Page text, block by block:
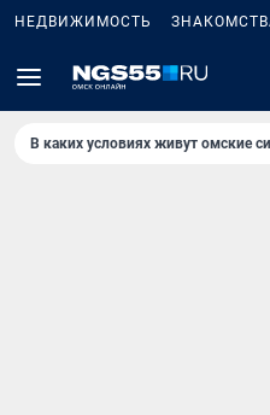
НЕДВИЖИМОСТЬ
В каких условиях живут омские